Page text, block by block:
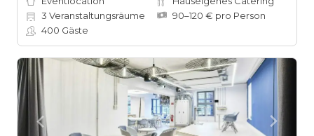
3 Veranstaltungsräume
90–120 € pro Person
400 Gäste